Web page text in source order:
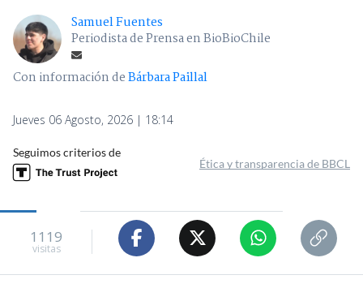
Samuel Fuentes
Periodista de Prensa en BioBioChile
Con información deBárbara Paillal
Jueves 06 Agosto, 2026 | 18:14
Seguimos criterios de
Ética y transparencia de BBCL
1119
visitas